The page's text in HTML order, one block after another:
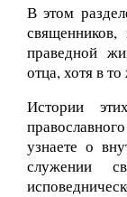
В этом
праведной
отца, хотя в
Истории
узнаете о
служении